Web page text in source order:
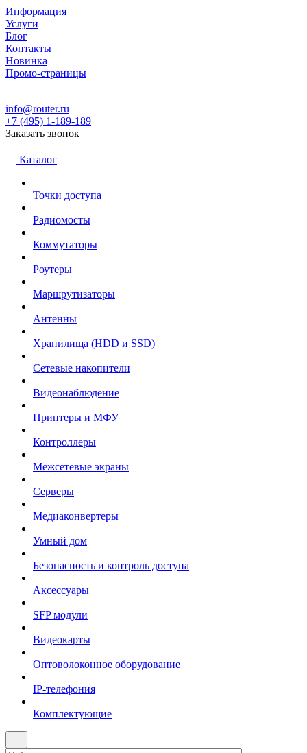
Информация
Услуги
Блог
Контакты
Новинка
Промо-страницы
info@router.ru
+7 (495) 1-189-189
Заказать звонок
Каталог
Точки доступа
Радиомосты
Коммутаторы
Роутеры
Маршрутизаторы
Антенны
Хранилища (HDD и SSD)
Сетевые накопители
Видеонаблюдение
Принтеры и МФУ
Контроллеры
Межсетевые экраны
Серверы
Медиаконвертеры
Умный дом
Безопасность и контроль доступа
Аксессуары
SFP модули
Видеокарты
Оптоволоконное оборудование
IP-телефония
Комплектующие